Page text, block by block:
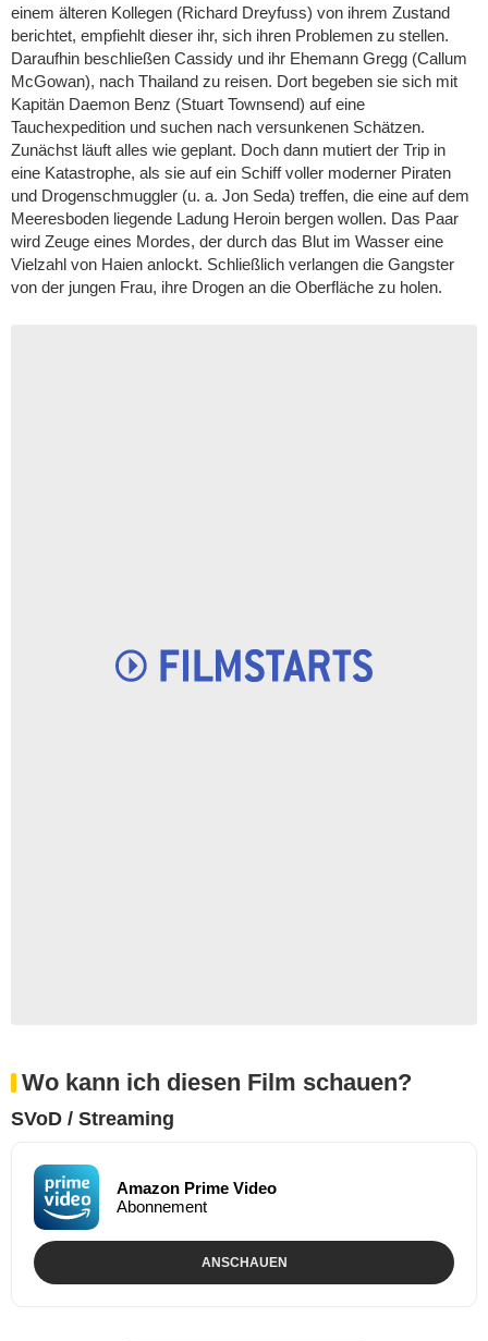
einem älteren Kollegen (Richard Dreyfuss) von ihrem Zustand
berichtet, empfiehlt dieser ihr, sich ihren Problemen zu stellen.
Daraufhin beschließen Cassidy und ihr Ehemann Gregg (Callum
McGowan), nach Thailand zu reisen. Dort begeben sie sich mit
Kapitän Daemon Benz (Stuart Townsend) auf eine
Tauchexpedition und suchen nach versunkenen Schätzen.
Zunächst läuft alles wie geplant. Doch dann mutiert der Trip in
eine Katastrophe, als sie auf ein Schiff voller moderner Piraten
und Drogenschmuggler (u. a. Jon Seda) treffen, die eine auf dem
Meeresboden liegende Ladung Heroin bergen wollen. Das Paar
wird Zeuge eines Mordes, der durch das Blut im Wasser eine
Vielzahl von Haien anlockt. Schließlich verlangen die Gangster
von der jungen Frau, ihre Drogen an die Oberfläche zu holen.
Wo kann ich diesen Film schauen?
SVoD / Streaming
Amazon Prime Video
Abonnement
ANSCHAUEN